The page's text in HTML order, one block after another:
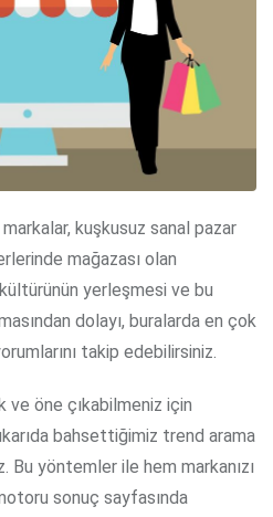
kuşkusuz sanal pazar
mağazası olan
yerleşmesi ve bu
dolayı, buralarda en çok
takip edebilirsiniz.
öne çıkabilmeniz için
bahsettiğimiz trend arama
Bu yöntemler ile hem markanızı
sonuç sayfasında